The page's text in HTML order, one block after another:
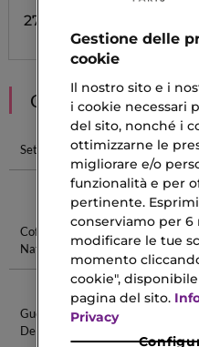
27,90 €
CONSIGLIATI PER
Set Regalo
Cofanetti
Capelli
Cofanetti
Natalizi
Jean Paul
Gaultier Eau
De Parfum
Guerlain Eau
De Toilette
Lucentezza
Gestione delle
cookie
Il nostro sito e i
i cookie necessari
del sito, nonché i
ottimizzarne le
migliorare e/o
funzionalità e per
pertinente.
conserviamo per 6
modificare le tue
momento
cookie",
pagina del sito.
Privacy